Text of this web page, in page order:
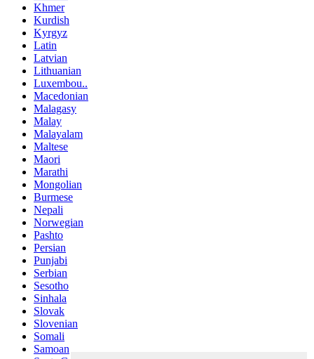
Khmer
Kurdish
Kyrgyz
Latin
Latvian
Lithuanian
Luxembou..
Macedonian
Malagasy
Malay
Malayalam
Maltese
Maori
Marathi
Mongolian
Burmese
Nepali
Norwegian
Pashto
Persian
Punjabi
Serbian
Sesotho
Sinhala
Slovak
Slovenian
Somali
Samoan